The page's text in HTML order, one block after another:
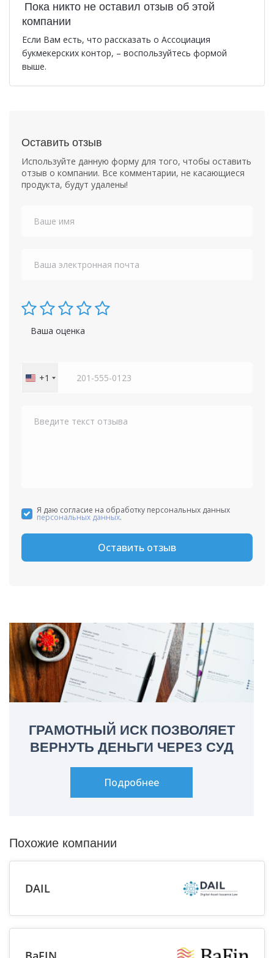
Пока никто не оставил отзыв об этой
компании
Если Вам есть, что рассказать о Ассоциация
букмекерских контор, – воспользуйтесь формой
выше.
Оставить отзыв
Используйте данную форму для того, чтобы оставить
отзыв о компании. Все комментарии, не касающиеся
продукта, будут удалены!
Ваша оценка
United
+1
Я даю согласие на обработку персональных данных
персональных данных.
Оставить отзыв
ГРАМОТНЫЙ ИСК ПОЗВОЛЯЕТ
ВЕРНУТЬ ДЕНЬГИ ЧЕРЕЗ СУД
Подробнее
Похожие компании
DAIL